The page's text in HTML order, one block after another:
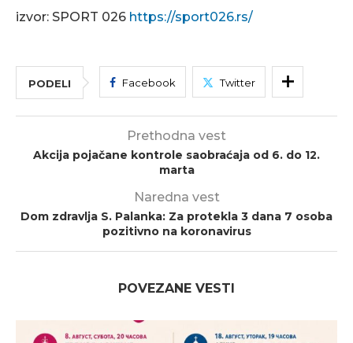
izvor: SPORT 026 https://sport026.rs/
PODELI Facebook Twitter
Prethodna vest
Akcija pojačane kontrole saobraćaja od 6. do 12.
marta
Naredna vest
Dom zdravlja S. Palanka: Za protekla 3 dana 7 osoba
pozitivno na koronavirus
POVEZANE VESTI